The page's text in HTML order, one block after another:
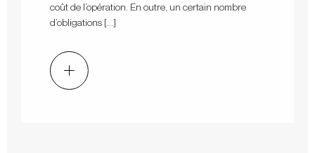
coût de l’opération. En outre, un certain nombre
d’obligations […]